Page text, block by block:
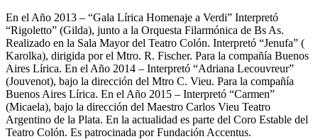
En el Año 2013 – “Gala Lírica Homenaje a Verdi” Interpretó
“Rigoletto” (Gilda), junto a la Orquesta Filarmónica de Bs As.
Realizado en la Sala Mayor del Teatro Colón. Interpretó “Jenufa” (
Karolka), dirigida por el Mtro. R. Fischer. Para la compañía Buenos
Aires Lírica. En el Año 2014 – Interpretó “Adriana Lecouvreur”
(Jouvenot), bajo la dirección del Mtro C. Vieu. Para la compañía
Buenos Aires Lírica. En el Año 2015 – Interpretó “Carmen”
(Micaela), bajo la dirección del Maestro Carlos Vieu Teatro
Argentino de la Plata. En la actualidad es parte del Coro Estable del
Teatro Colón. Es patrocinada por Fundación Accentus.